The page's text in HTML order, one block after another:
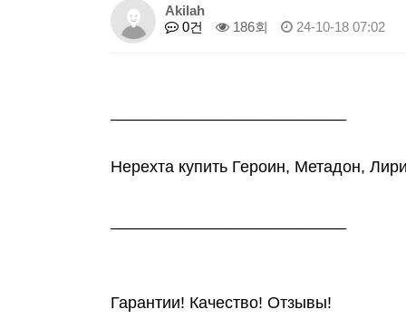
Akilah
0건
186회 24-10-18 07:02
Нерехта купить Героин, Метадон,
Гарантии! Качество! Отзывы!